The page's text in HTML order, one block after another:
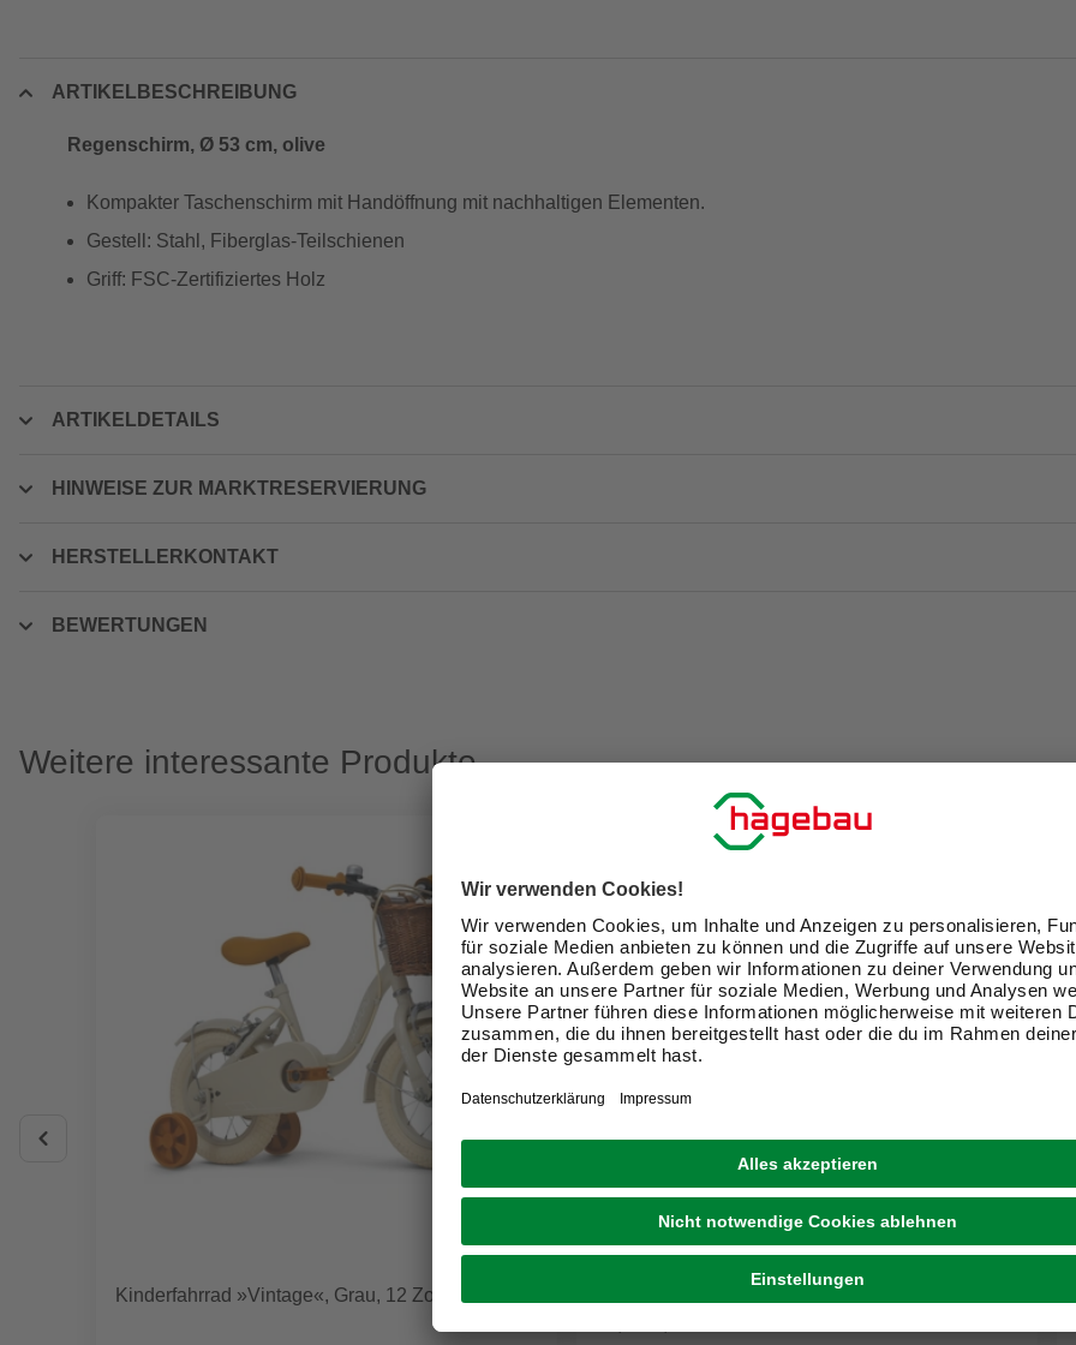
ARTIKELBESCHREIBUNG
Regenschirm, Ø 53 cm, olive
Kompakter Taschenschirm mit Handöffnung mit nachhaltigen Elementen.
Gestell: Stahl, Fiberglas-Teilschienen
Griff: FSC-Zertifiziertes Holz
ARTIKELDETAILS
HINWEISE ZUR MARKTRESERVIERUNG
HERSTELLERKONTAKT
BEWERTUNGEN
Weitere interessante Produkte
Kinderfahrrad »Vintage«, Grau, 12 Zoll
Highboard »Palermo«, (BxHxT): 59,8 x 110,5 x